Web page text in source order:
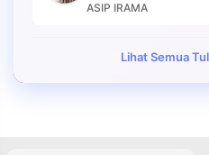
ASIP IRAMA
Lihat Semua